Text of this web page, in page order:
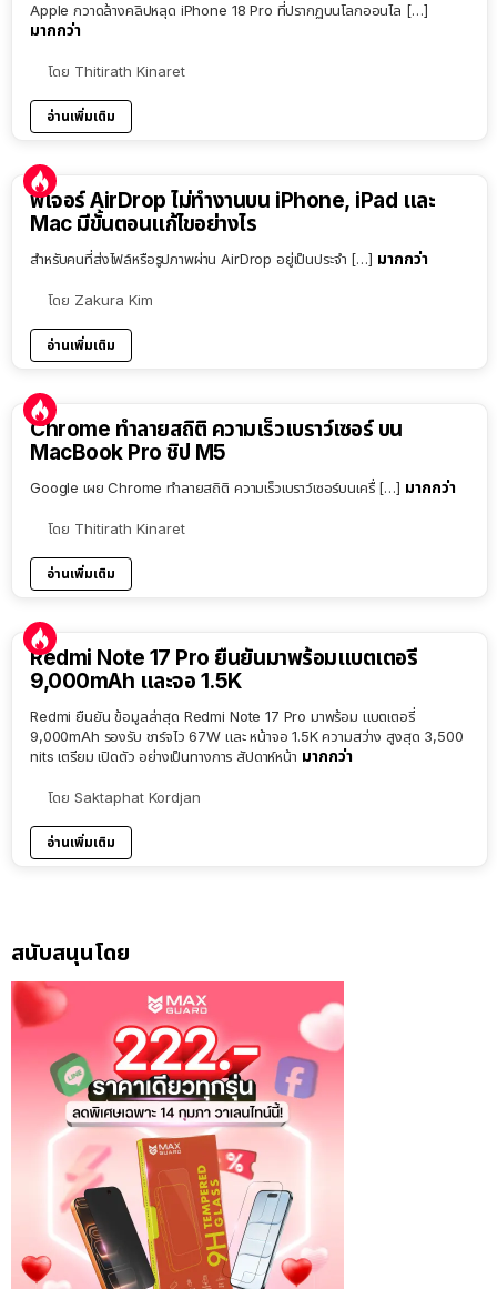
Apple กวาดล้างคลิปหลุด iPhone 18 Pro ที่ปรากฏบนโลกออนไล […]
มากกว่า
โดย Thitirath Kinaret
อ่านเพิ่มเติม
ฟีเจอร์ AirDrop ไม่ทำงานบน iPhone, iPad และ
Mac มีขั้นตอนแก้ไขอย่างไร
สำหรับคนที่ส่งไฟล์หรือรูปภาพผ่าน AirDrop อยู่เป็นประจำ […] มากกว่า
โดย Zakura Kim
อ่านเพิ่มเติม
Chrome ทำลายสถิติ ความเร็วเบราว์เซอร์ บน
MacBook Pro ชิป M5
Google เผย Chrome ทำลายสถิติ ความเร็วเบราว์เซอร์บนเครื่ […] มากกว่า
โดย Thitirath Kinaret
อ่านเพิ่มเติม
Redmi Note 17 Pro ยืนยันมาพร้อมแบตเตอรี่
9,000mAh และจอ 1.5K
Redmi ยืนยัน ข้อมูลล่าสุด Redmi Note 17 Pro มาพร้อม แบตเตอรี่
9,000mAh รองรับ ชาร์จไว 67W และ หน้าจอ 1.5K ความสว่าง สูงสุด 3,500
nits เตรียม เปิดตัว อย่างเป็นทางการ สัปดาห์หน้า มากกว่า
โดย Saktaphat Kordjan
อ่านเพิ่มเติม
สนับสนุนโดย